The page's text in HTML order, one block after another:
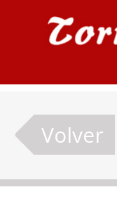
Volver